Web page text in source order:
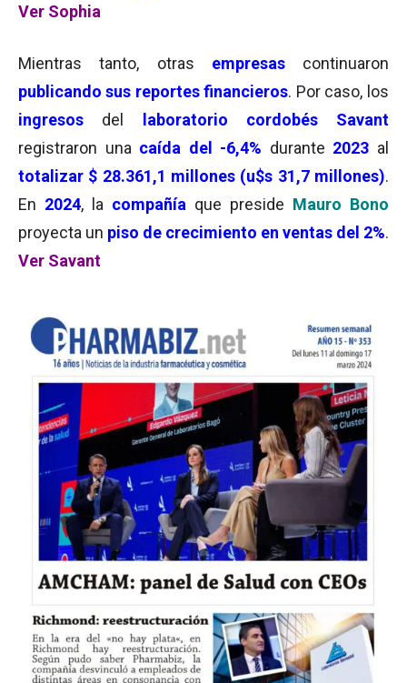
Ver Sophia
Mientras tanto, otras empresascontinuaron
publicando sus reportes financieros. Por caso, los
ingresos del
laboratorio cordobés Savant
registraron una caída del -6,4% durante 2023 al
totalizar $ 28.361,1 millones (u$s 31,7 millones).
En 2024, la compañía que preside Mauro Bono
proyecta un piso de crecimiento en ventas del 2%.
Ver Savant